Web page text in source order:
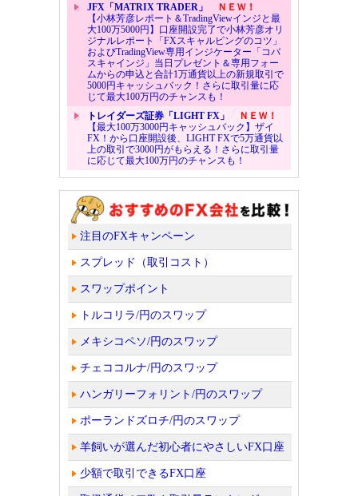
JFX「MATRIX TRADER」
ＮＥＷ！
【小林芳彦レポート＆TradingViewインジと最
大100万5000円】口座開設完了で小林芳彦オリ
ジナルレポート「FXスキャルピングのコツ」
およびTradingView専用インジケーター「コバ
スキャインジ」当日プレゼント＆専用フォー
ムからの申込と合計1万通貨以上の新規取引で
5000円キャッシュバック！さらに取引量に応
じて最大100万円のチャンスも！
トレイダーズ証券「LIGHT FX」
ＮＥＷ！
【最大100万3000円キャッシュバック】ザイ
FX！から口座開設後、LIGHT FXで5万通貨以
上の取引で3000円がもらえる！さらに取引量
に応じて最大100万円のチャンスも！
注目のFXキャンペーン
スプレッド（取引コスト）
スワップポイント
トルコリラ/円のスワップ
メキシコペソ/円のスワップ
チェココルナ/円のスワップ
ハンガリーフォリント/円のスワップ
ポーランドズロチ/円のスワップ
羊飼いが選んだ初心者にやさしいFX口座
少額で取引できるFX口座